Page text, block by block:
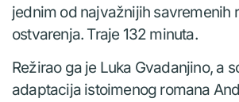
jednim od najvažnijih savremenih
ostvarenja. Traje 132 minuta.
Režirao ga je Luka Gvadanjino, a
adaptacija istoimenog romana